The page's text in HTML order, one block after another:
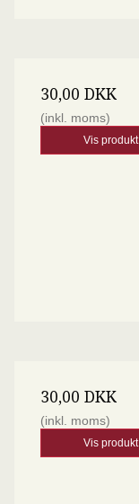
30,00 DKK
(inkl. moms)
Vis produkt
30,00 DKK
(inkl. moms)
Vis produkt